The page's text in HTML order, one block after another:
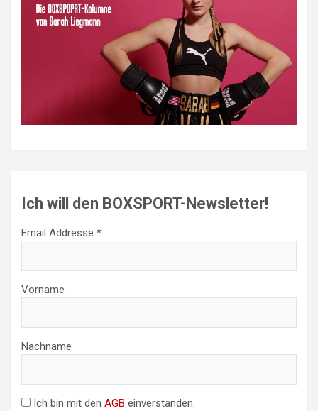
Ich will den BOXSPORT-Newsletter!
Email Addresse *
Vorname
Nachname
Ich bin mit den AGB einverstanden.